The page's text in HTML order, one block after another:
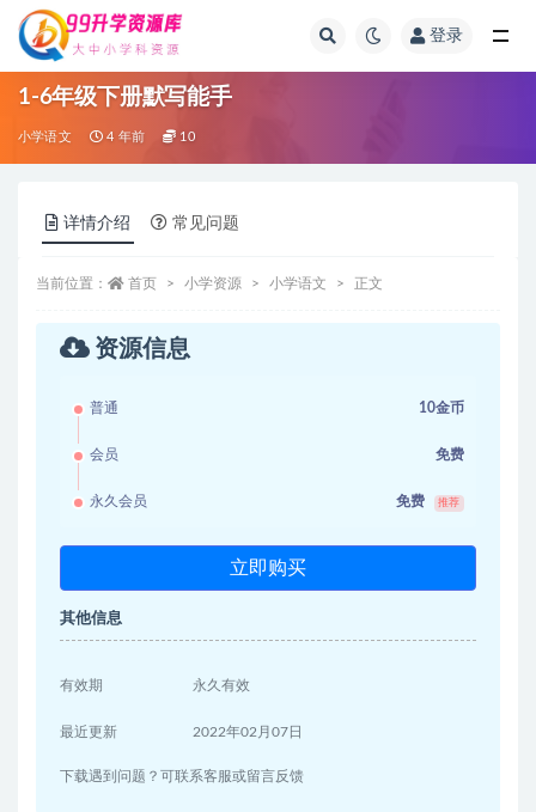
登录
1-6年级下册默写能手
小学语文 4 年前 10
详情介绍 常见问题
当前位置： 首页 小学资源 小学语文 正文
资源信息
普通 10金币
会员 免费
永久会员 免费 推荐
立即购买
其他信息
有效期 永久有效
最近更新 2022年02月07日
下载遇到问题？可联系客服或留言反馈